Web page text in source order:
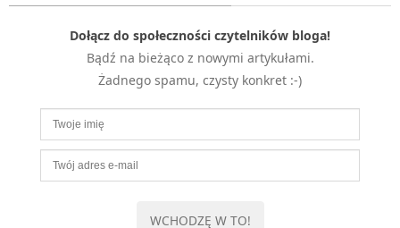
WordPress
MOBILE
Android
KONTROLA WERSJI
Git
BAZY
TESTOWANIE
Dołącz do społeczności czytelników bloga!
Bądź na bieżąco z nowymi artykułami.
Żadnego spamu, czysty konkret :-)